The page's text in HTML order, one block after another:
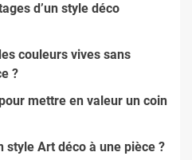
d’un style déco
couleurs vives sans
?
mettre en valeur un coin
style Art déco à une pièce ?